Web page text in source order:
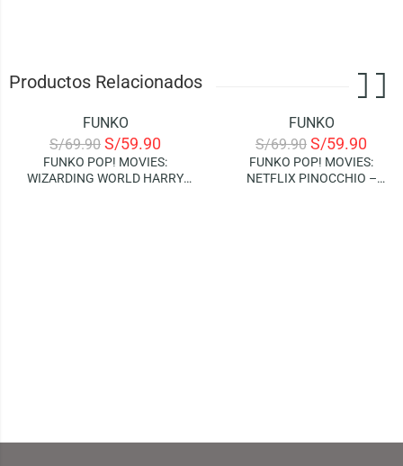
Productos Relacionados
FUNKO
S/69.90 S/59.90
FUNKO POP! MOVIES:
WIZARDING WORLD HARRY
FUNKO
S/69.90 S/59.90
FUNKO POP! MOVIES:
NETFLIX PINOCCHIO –